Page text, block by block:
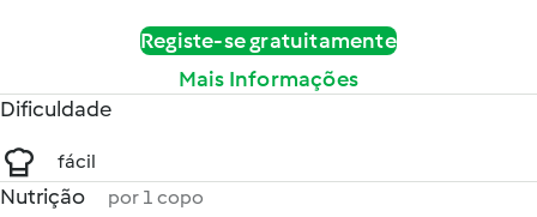
Registe-se gratuitamente
Mais Informações
Dificuldade
fácil
Nutrição por 1 copo